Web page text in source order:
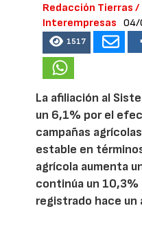
Redacción Tierras /
Interempresas
04/
1517
La afiliación al
un 6,1% por el
campañas
estable en
agrícola aumenta
continúa un 10,3%
registrado hace un